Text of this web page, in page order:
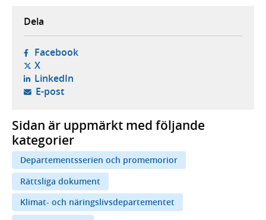
Dela
Facebook- öppnas i ny flik, extern webbplats,
X- öppnas i ny flik, extern webbplats,
LinkedIn- öppnas i ny flik, extern webbplats,
E-post- öppnar din e-postklient,
Sidan är uppmärkt med följande
kategorier
Departementsserien och promemorior
Rättsliga dokument
Klimat- och näringslivsdepartementet